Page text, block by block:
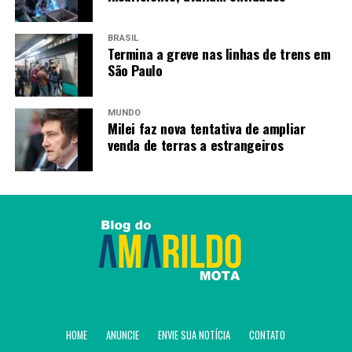
anos ou mais,
Fonte:Agência Brasil
TAGS
PRÓXIMO
Ministério da Saúde diz que vírus Nipah não ameaça o
Brasil
odontológicas móveis
BRASIL
Termina a greve nas linhas de trens em
São Paulo
MUNDO
Milei faz nova tentativa de ampliar
venda de terras a estrangeiros
HOME ANUNCIE ENVIE SUA NOTÍCIA CONTATO